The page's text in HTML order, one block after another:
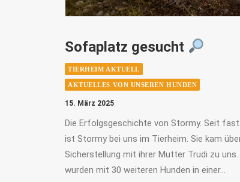
Sofaplatz gesucht
TIERHEIM AKTUELL
AKTUELLES VON UNSEREN HUNDEN
15. März 2025
Die Erfolgsgeschichte von Stormy. Seit
ist Stormy bei uns im Tierheim. Sie kam
Sicherstellung mit ihrer Mutter Trudi zu uns.
wurden mit 30 weiteren Hunden in einer…